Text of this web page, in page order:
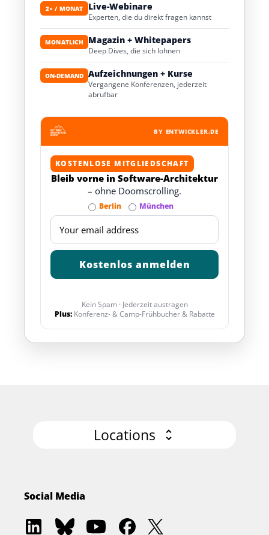
2× / MONAT Live-Webinare
Experten, die du direkt fragen kannst
MONATLICH Magazin + Whitepapers
Deep Dives, die sich lohnen
ON-DEMAND Aufzeichnungen + Kurse
Vergangene Konferenzen, jederzeit
abrufbar
BY ENTWICKLER.DE
KOSTENLOSE MITGLIEDSCHAFT
Bleib vorne in Software-Architektur
– ohne Doomscrolling.
Berlin München
Kein Spam · Jederzeit austragen
Plus:Konferenz- & Camp-Frühbucher & Rabatte
Locations
Social Media
SoftwareSoftwareSoftwareSoftware